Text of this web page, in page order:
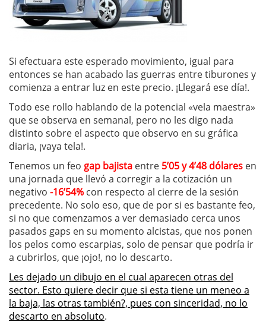
Si efectuara este esperado movimiento, igual para
entonces se han acabado las guerras entre tiburones y
comienza a entrar luz en este precio. ¡Llegará ese día!.
Todo ese rollo hablando de la potencial «vela maestra»
que se observa en semanal, pero no les digo nada
distinto sobre el aspecto que observo en su gráfica
diaria, ¡vaya tela!.
Tenemos un feo gap bajista entre 5’05 y 4’48 dólares en
una jornada que llevó a corregir a la cotización un
negativo -16’54% con respecto al cierre de la sesión
precedente. No solo eso, que de por si es bastante feo,
si no que comenzamos a ver demasiado cerca unos
pasados gaps en su momento alcistas, que nos ponen
los pelos como escarpias, solo de pensar que podría ir
a cubrirlos, que ¡ojo!, no lo descarto.
Les dejado un dibujo en el cual aparecen otras del
sector. Esto quiere decir que si esta tiene un meneo a
la baja, las otras también?, pues con sinceridad, no lo
descarto en absoluto.